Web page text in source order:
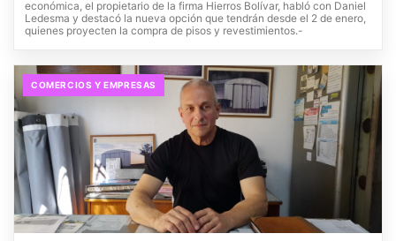
económica, el propietario de la firma Hierros Bolívar, habló con Daniel
Ledesma y destacó la nueva opción que tendrán desde el 2 de enero,
quienes proyecten la compra de pisos y revestimientos.-
COMERCIOS Y EMPRESAS